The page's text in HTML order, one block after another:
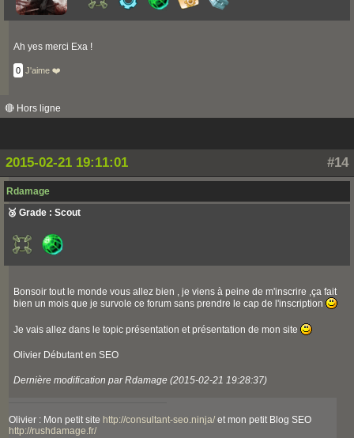
Ah yes merci Exa !
0 J'aime ❤️
🔴 Hors ligne
#14
2015-02-21 19:11:01
Rdamage
🥉 Grade : Scout
Bonsoir tout le monde vous allez bien , je viens à peine de m'inscrire ,ça fait
bien un mois que je survole ce forum sans prendre le cap de l'inscription
Je vais allez dans le topic présentation et présentation de mon site
Olivier Débutant en SEO
Dernière modification par Rdamage (2015-02-21 19:28:37)
Olivier : Mon petit site http://consultant-seo.ninja/ et mon petit Blog SEO
http://rushdamage.fr/